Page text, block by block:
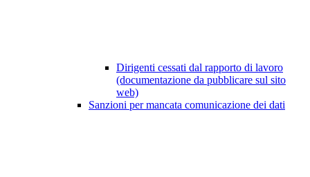
Dirigenti cessati dal rapporto di lavoro
(documentazione da pubblicare sul sito
web)
Sanzioni per mancata comunicazione dei dati